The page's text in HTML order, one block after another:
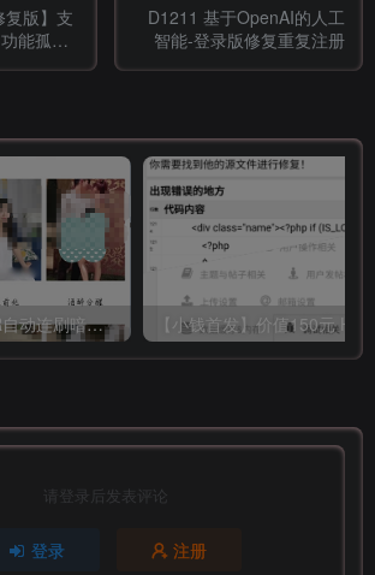
版】支
能孤傲
D1211 基于OpenAI的人工
智能-登录版修复重复注册
【精品源码】SR自动连刷暗雷lei
请登录后发表评论
登录 注册